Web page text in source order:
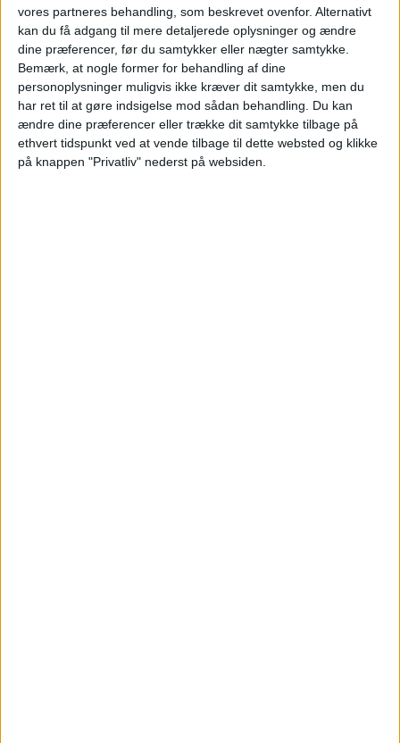
vores partneres behandling, som beskrevet ovenfor. Alternativt
kan du få adgang til mere detaljerede oplysninger og ændre
dine præferencer, før du samtykker eller nægter samtykke.
Bemærk, at nogle former for behandling af dine
personoplysninger muligvis ikke kræver dit samtykke, men du
har ret til at gøre indsigelse mod sådan behandling. Du kan
ændre dine præferencer eller trække dit samtykke tilbage på
ethvert tidspunkt ved at vende tilbage til dette websted og klikke
på knappen "Privatliv" nederst på websiden.
PREMIUM
Anko van der Werff kan
mangedoble lønnen
SAS-topchef Anko van der Werff går fra et af